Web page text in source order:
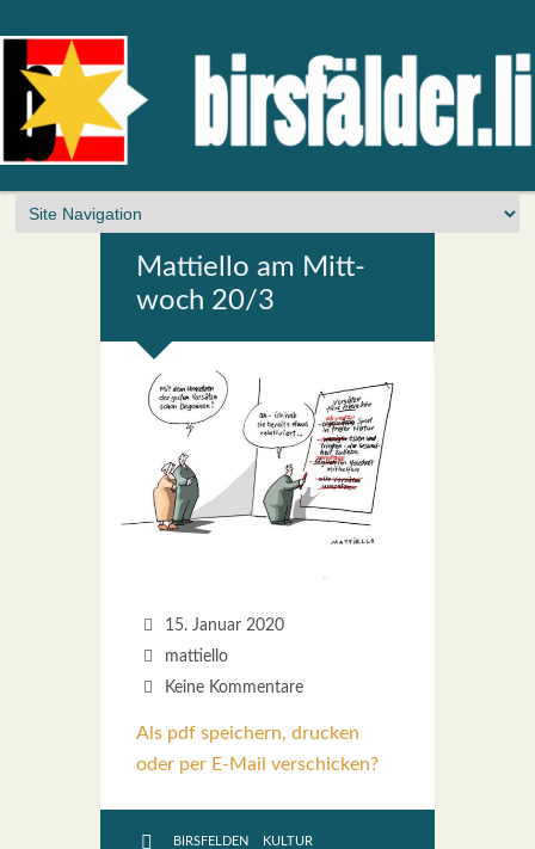
Mat­ti­el­lo am Mitt­
woch 20/3
15. Januar 2020
mattiello
Keine Kommentare
Als pdf speichern, drucken
oder per E-Mail verschicken?
BIRSFELDEN KULTUR